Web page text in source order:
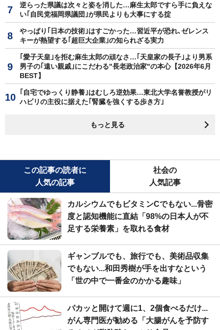
逆らった県議は次々と姿を消した…麻生太郎ですら手に負えな
い｢自民党福岡県議団｣が県民よりも大事にする掟
やっぱり｢日本の技術｣はすごかった…習近平が恐れ､ゼレンス
キーが熱望する｢超巨大企業｣の知られざる実力
｢愛子天皇｣を拒む麻生太郎の頑なさ…｢天皇家の長子｣より男系
男子の｢遠い親戚｣にこだわる"長老政治家"の本心【2026年6月
BEST】
｢自宅でゆっくり静養｣はむしろ逆効果…東北大学名誉教授がリ
ハビリの主役に据えた｢腎臓を強くする歩き方｣
もっと見る
この記事の読者に
人気の記事
社会の
人気記事
カルシウムでもビタミンCでもない...骨密
度と認知機能に直結「98%の日本人が不
足する栄養素」を取れる食材
ギャンブルでも、旅行でも、美術品収集
でもない...和田秀樹が手を出すなという
「世の中で一番金のかかる趣味」
パカッと開けて週に1、2個食べるだけ...
がん専門医が勧める「大腸がんを予防す